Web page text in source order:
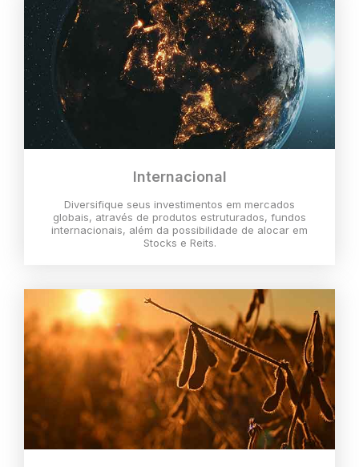
Internacional
Diversifique seus investimentos em mercados
globais, através de produtos estruturados, fundos
internacionais, além da possibilidade de alocar em
Stocks e Reits.